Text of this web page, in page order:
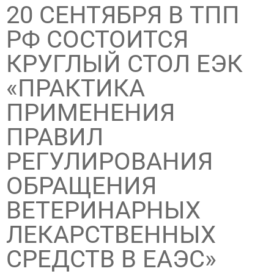
20 СЕНТЯБРЯ В ТПП
РФ СОСТОИТСЯ
КРУГЛЫЙ СТОЛ ЕЭК
«ПРАКТИКА
ПРИМЕНЕНИЯ
ПРАВИЛ
РЕГУЛИРОВАНИЯ
ОБРАЩЕНИЯ
ВЕТЕРИНАРНЫХ
ЛЕКАРСТВЕННЫХ
СРЕДСТВ В ЕАЭС»